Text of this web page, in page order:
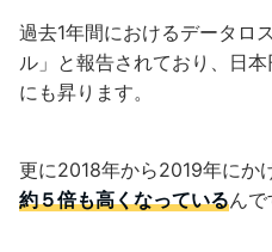
過去1年間におけるデータロ
ル」 と報告されており、 日
にも昇ります。
更に2018年から2019年にか
約５倍も高くなっているんで